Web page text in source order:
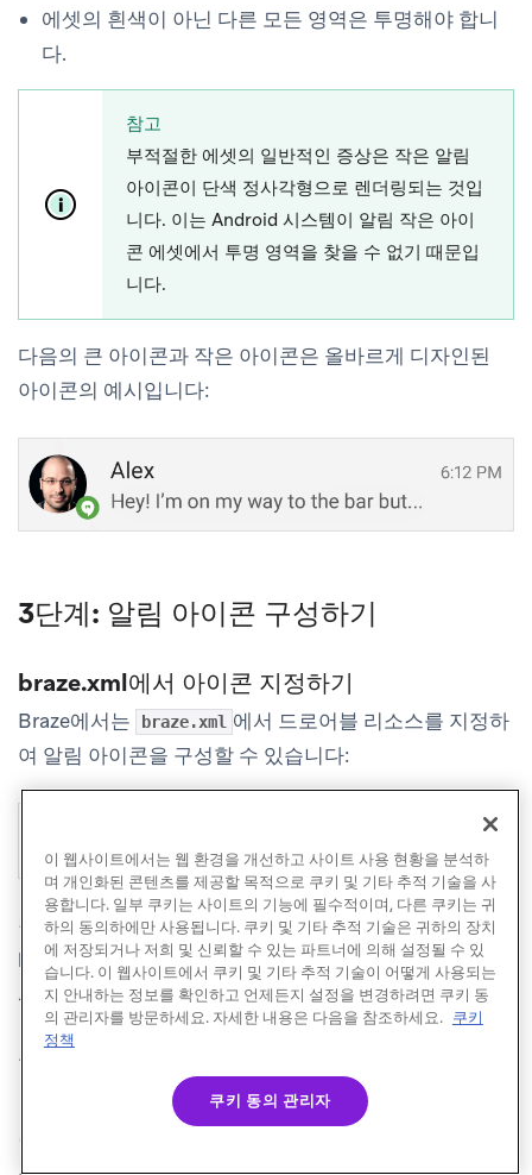
에셋의 흰색이 아닌 다른 모든 영역은 투명해야 합니
다.
참고
부적절한 에셋의 일반적인 증상은 작은 알림
아이콘이 단색 정사각형으로 렌더링되는 것입
니다. 이는 Android 시스템이 알림 작은 아이
콘 에셋에서 투명 영역을 찾을 수 없기 때문입
니다.
다음의 큰 아이콘과 작은 아이콘은 올바르게 디자인된
아이콘의 예시입니다:
3단계: 알림 아이콘 구성하기
braze.xml에서 아이콘 지정하기
Braze에서는 braze.xml 에서 드로어블 리소스를 지정하
여 알림 아이콘을 구성할 수 있습니다:
<drawable
name=
작은 알림 아이콘 설정은 필수입니다.설정하지 않으면
Braze는 기본적으로 앱 아이콘을 작은 알림 아이콘으로
사용하며, 이는 최적의 표시가 아닐 수 있습니다.
큰 알림 아이콘 설정은 선택 사항이지만 권장됩니다.
아이콘 강조 색상 지정하기
이 웹사이트에서는 웹 환경을 개선하고 사이트 사용 현황을 분석하
며 개인화된 콘텐츠를 제공할 목적으로 쿠키 및 기타 추적 기술을 사
용합니다. 일부 쿠키는 사이트의 기능에 필수적이며, 다른 쿠키는 귀
하의 동의하에만 사용됩니다. 쿠키 및 기타 추적 기술은 귀하의 장치
에 저장되거나 저희 및 신뢰할 수 있는 파트너에 의해 설정될 수 있
습니다. 이 웹사이트에서 쿠키 및 기타 추적 기술이 어떻게 사용되는
지 안내하는 정보를 확인하고 언제든지 설정을 변경하려면 쿠키 동
의 관리자를 방문하세요. 자세한 내용은 다음을 참조하세요. 쿠키
정책
쿠키 동의 관리자